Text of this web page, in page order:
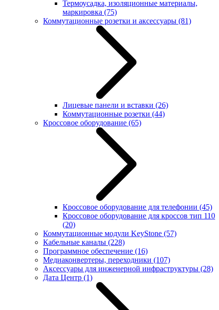
Термоусадка, изоляционные материалы,
маркировка (75)
Коммутационные розетки и аксессуары (81)
Лицевые панели и вставки (26)
Коммутационные розетки (44)
Кроссовое оборудование (65)
Кроссовое оборудование для телефонии (45)
Кроссовое оборудование для кроссов тип 110
(20)
Коммутационные модули KeyStone (57)
Кабельные каналы (228)
Программное обеспечение (16)
Медиаконвертеры, переходники (107)
Аксессуары для инженерной инфраструктуры (28)
Дата Центр (1)